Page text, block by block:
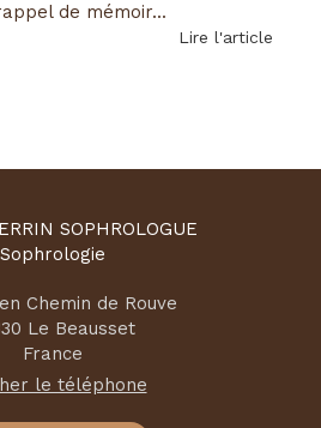
de mémoir...
Lire l'article
SOPHROLOGUE
Sophrologie
Chemin de Rouve
Le Beausset
France
le téléphone